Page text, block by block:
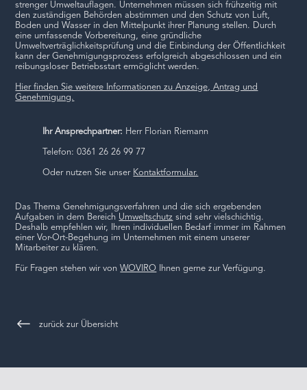
strenger Umweltauflagen. Unternehmen müssen sich frühzeitig mit
den zuständigen Behörden abstimmen und den Schutz von Luft,
Boden und Wasser in den Mittelpunkt ihrer Planung stellen. Durch
eine umfassende Vorbereitung, eine gründliche
Umweltverträglichkeitsprüfung und die Einbindung der Öffentlichkeit
kann der Genehmigungsprozess erfolgreich abgeschlossen und ein
reibungsloser Betriebsstart ermöglicht werden.
Hier finden Sie weitere Informationen zu Anzeige, Antrag und
Genehmigung.
Ihr Ansprechpartner: Herr Florian Riemann
Telefon: 0361 26 26 99 77
Oder nutzen Sie unser Kontaktformular.
Das Thema Genehmigungsverfahren und die sich ergebenden
Aufgaben in dem Bereich Umweltschutz sind sehr vielschichtig.
Deshalb empfehlen wir, Ihren individuellen Bedarf immer im Rahmen
einer Vor-Ort-Begehung im Unternehmen mit einem unserer
Mitarbeiter zu klären.
Für Fragen stehen wir vonWOVIRO Ihnen gerne zur Verfügung.